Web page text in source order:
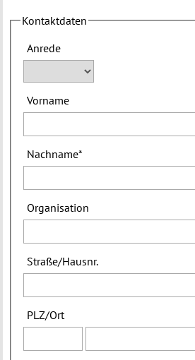
Kontaktdaten
Anrede
Vorname
Nachname*
Organisation
Straße/Hausnr.
PLZ/Ort